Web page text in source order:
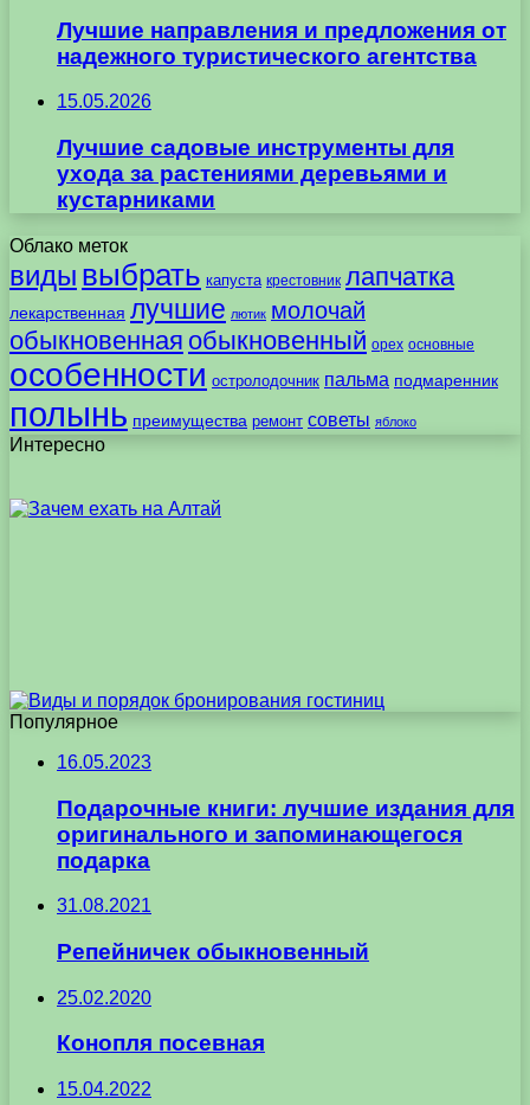
Лучшие направления и предложения от
надежного туристического агентства
15.05.2026
Лучшие садовые инструменты для
ухода за растениями деревьями и
кустарниками
Облако меток
виды выбрать капуста крестовник лапчатка
лекарственная лучшие лютик молочай
обыкновенная обыкновенный орех основные
особенности остролодочник пальма подмаренник
полынь преимущества ремонт советы яблоко
Интересно
Популярное
16.05.2023
Подарочные книги: лучшие издания для
оригинального и запоминающегося
подарка
31.08.2021
Репейничек обыкновенный
25.02.2020
Конопля посевная
15.04.2022